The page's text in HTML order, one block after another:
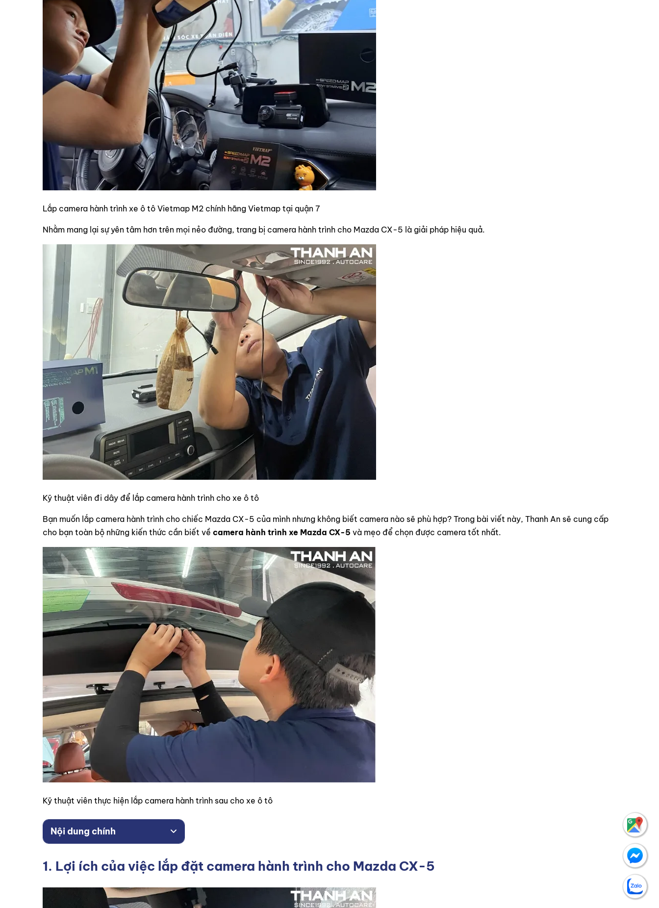
Lắp camera hành trình xe ô tô Vietmap M2 chính hãng Vietmap tại quận 7
Nhằm mang lại sự yên tâm hơn trên mọi nẻo đường, trang bị camera hành trình cho Mazda CX-5 là giải pháp hiệu quả.
Kỹ thuật viên đi dây để lắp camera hành trình cho xe ô tô
Bạn muốn lắp camera hành trình cho chiếc Mazda CX-5 của mình nhưng không biết camera nào sẽ phù hợp? Trong bài viết này, Thanh An sẽ cung cấp
cho bạn toàn bộ những kiến thức cần biết về camera hành trình xe Mazda CX-5 và mẹo để chọn được camera tốt nhất.
Kỹ thuật viên thực hiện lắp camera hành trình sau cho xe ô tô
Nội dung chính
1. Lợi ích của việc lắp đặt camera hành trình cho Mazda CX-5